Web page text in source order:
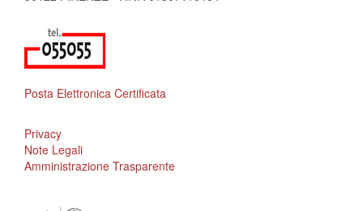
Posta Elettronica Certificata
Privacy
Note Legali
Amministrazione Trasparente